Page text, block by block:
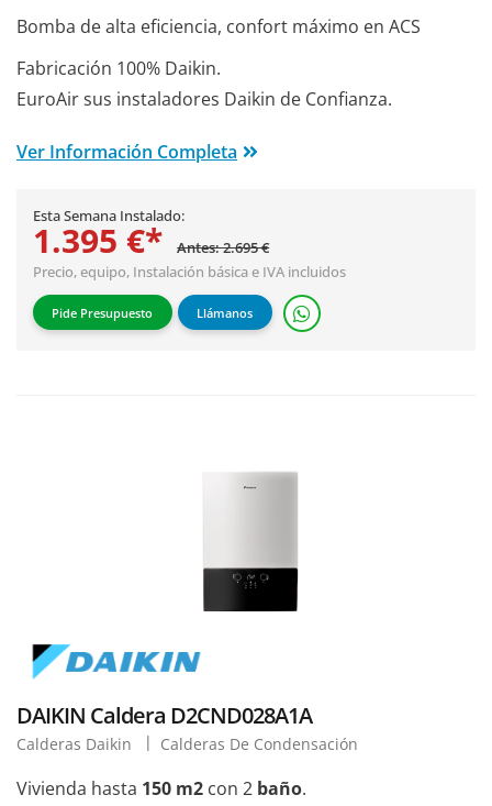
Bomba de alta eficiencia, confort máximo en ACS
Fabricación 100% Daikin.
EuroAir sus instaladores Daikin de Confianza.
Ver Información Completa
Esta Semana Instalado:
1.395 €*
Antes: 2.695 €
Precio, equipo, Instalación básicae IVA incluidos
Pide Presupuesto Llámanos
DAIKIN Caldera D2CND028A1A
Calderas Daikin Calderas De Condensación
Vivienda hasta 150 m2 con 2 baño.